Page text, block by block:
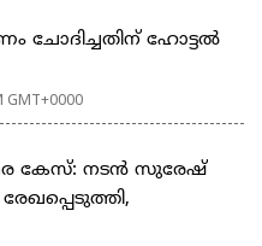
ചോദിച്ചതിന് ഹോട്ടൽ
GMT+0000
കേസ്: നടൻ സുരേഷ്